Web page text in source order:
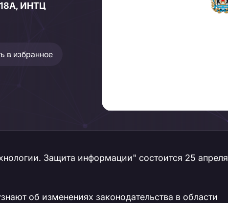
18А, ИНТЦ
в избранное
Защита информации" состоится 25 апреля
об изменениях законодательства в области